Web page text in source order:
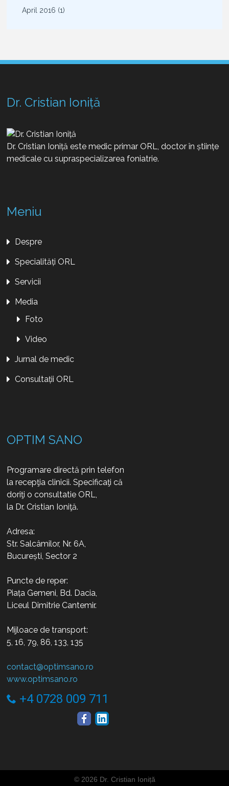
April 2016 (1)
Dr. Cristian Ioniță
Dr. Cristian Ioniță este medic primar ORL, doctor în științe
medicale cu supraspecializarea foniatrie.
Meniu
Despre
Specialități ORL
Servicii
Media
Foto
Video
Jurnal de medic
Consultații ORL
OPTIM SANO
Programare directă prin telefon
la recepţia clinicii. Specificaţi că
doriţi o consultatie ORL,
la Dr. Cristian Ioniţă.
Adresa:
Str. Salcâmilor, Nr. 6A,
București, Sector 2
Puncte de reper:
Piața Gemeni, Bd. Dacia,
Liceul Dimitrie Cantemir.
Mijloace de transport:
5, 16, 79, 86, 133, 135
contact@optimsano.ro
www.optimsano.ro
+4 0728 009 711
© 2026 Dr. Cristian Ioniță